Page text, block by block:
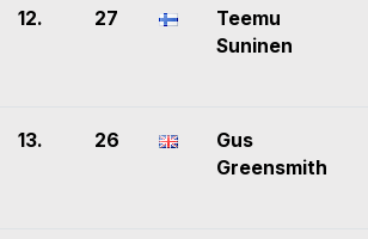
12. 27
Teemu
Suninen
13. 26
Gus
Greensmith